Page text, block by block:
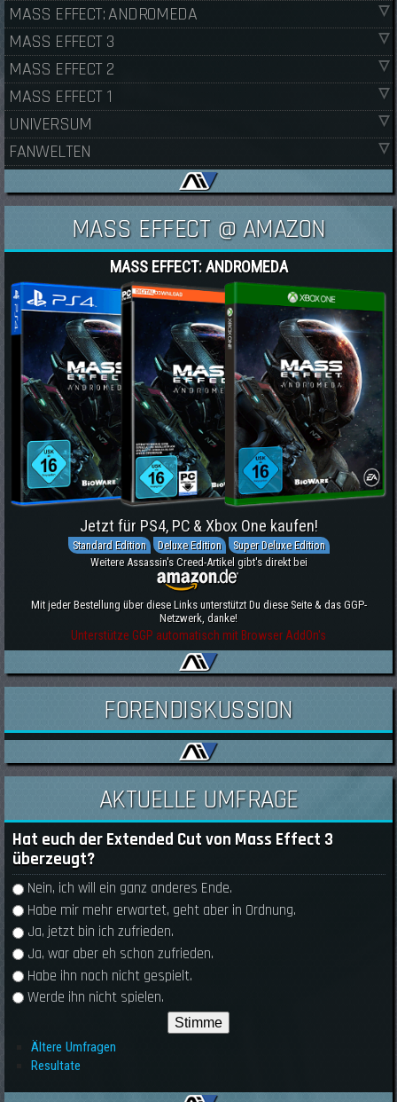
MASS EFFECT: ANDROMEDA
MASS EFFECT 3
MASS EFFECT 2
MASS EFFECT 1
UNIVERSUM
FANWELTEN
MASS EFFECT @ AMAZON
MASS EFFECT: ANDROMEDA
Jetzt für PS4, PC & Xbox One kaufen!
Standard Edition Deluxe Edition
Super Deluxe Edition
Weitere Assassin's Creed-Artikel gibt's direkt bei
Mit jeder Bestellung über diese Links unterstützt Du diese Seite & das GGP-
Netzwerk, danke!
Unterstütze GGP automatisch mit Browser AddOn's
FORENDISKUSSION
AKTUELLE UMFRAGE
Hat euch der Extended Cut von Mass Effect 3
überzeugt?
Auswahlmöglichkeiten
Nein, ich will ein ganz anderes Ende.
Habe mir mehr erwartet, geht aber in Ordnung.
Ja, jetzt bin ich zufrieden.
Ja, war aber eh schon zufrieden.
Habe ihn noch nicht gespielt.
Werde ihn nicht spielen.
Ältere Umfragen
Resultate